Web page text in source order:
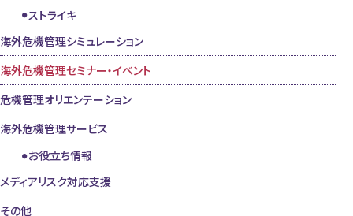
ストライキ
海外危機管理シミュレーション
海外危機管理セミナー・イベント
危機管理オリエンテーション
海外危機管理サービス
お役立ち情報
メディアリスク対応支援
その他